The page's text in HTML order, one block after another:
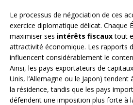
Le processus de négociation de ces
exercice diplomatique délicat. Chaque
maximiser ses intérêts fiscauxtout
attractivité économique. Les rapports
influencent considérablement le
Ainsi, les pays exportateurs de
Unis, l’Allemagne ou le Japon) tendent
la résidence, tandis que les pays
défendent une imposition plus forte à